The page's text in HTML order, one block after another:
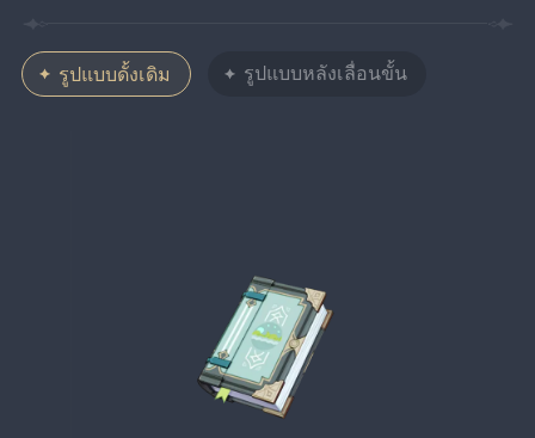
รูปแบบดั้งเดิม รูปแบบหลังเลื่อนขั้น